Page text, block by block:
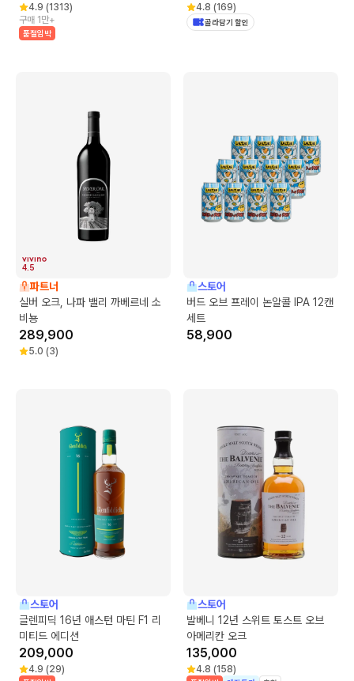
4.9 (1313)
구매 1만+
품절임박
4.8 (169)
골라담기 할인
4.5
파트너
실버 오크, 나파 밸리 까베르네 소
비뇽
289,900
5.0 (3)
스토어
버드 오브 프레이 논알콜 IPA 12캔
세트
58,900
스토어
글렌피딕 16년 애스턴 마틴 F1 리
미티드 에디션
209,000
4.9 (29)
스토어
발베니 12년 스위트 토스트 오브
아메리칸 오크
135,000
4.8 (158)